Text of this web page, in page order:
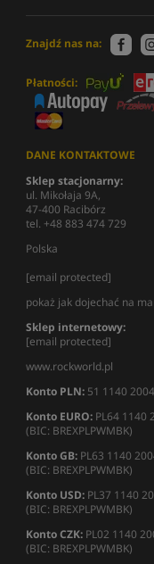
Znajdź nas na:
Płatności:
DANE KONTAKTOWE
Sklep stacjonarny:
ul. Mikołaja 9A,
47-400 Racibórz
tel. +48 883 474 729
Polska
[email protected]
pokaż jak dojechać na
Sklep internetowy:
[email protected]
www.rockworld.pl
Konto PLN: 51 1140
Konto EURO: PL64 1140
(BIC: BREXPLPWMBK)
Konto GB: PL63 1140
(BIC: BREXPLPWMBK)
Konto USD: PL37 1140
(BIC: BREXPLPWMBK)
Konto CZK: PL02 1140
(BIC: BREXPLPWMBK)